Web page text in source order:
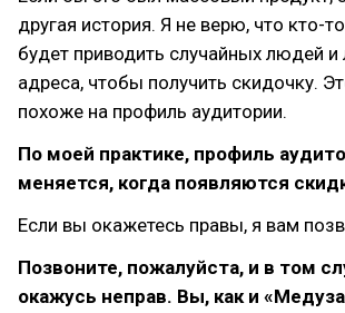
другая история. Я не верю, что кто-
будет приводить случайных людей
адреса, чтобы получить скидочку.
похоже на профиль аудитории.
По моей практике, профиль
меняется, когда появляются
Если вы окажетесь правы, я вам
Позвоните, пожалуйста, и в том
окажусь неправ. Вы, как и